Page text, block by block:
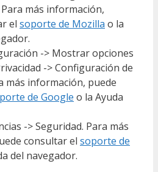
más información,
el soporte de Mozilla o la
-> Mostrar opciones
-> Configuración de
más información, puede
de Google o la Ayuda
-> Seguridad. Para más
consultar el soporte de
del navegador.